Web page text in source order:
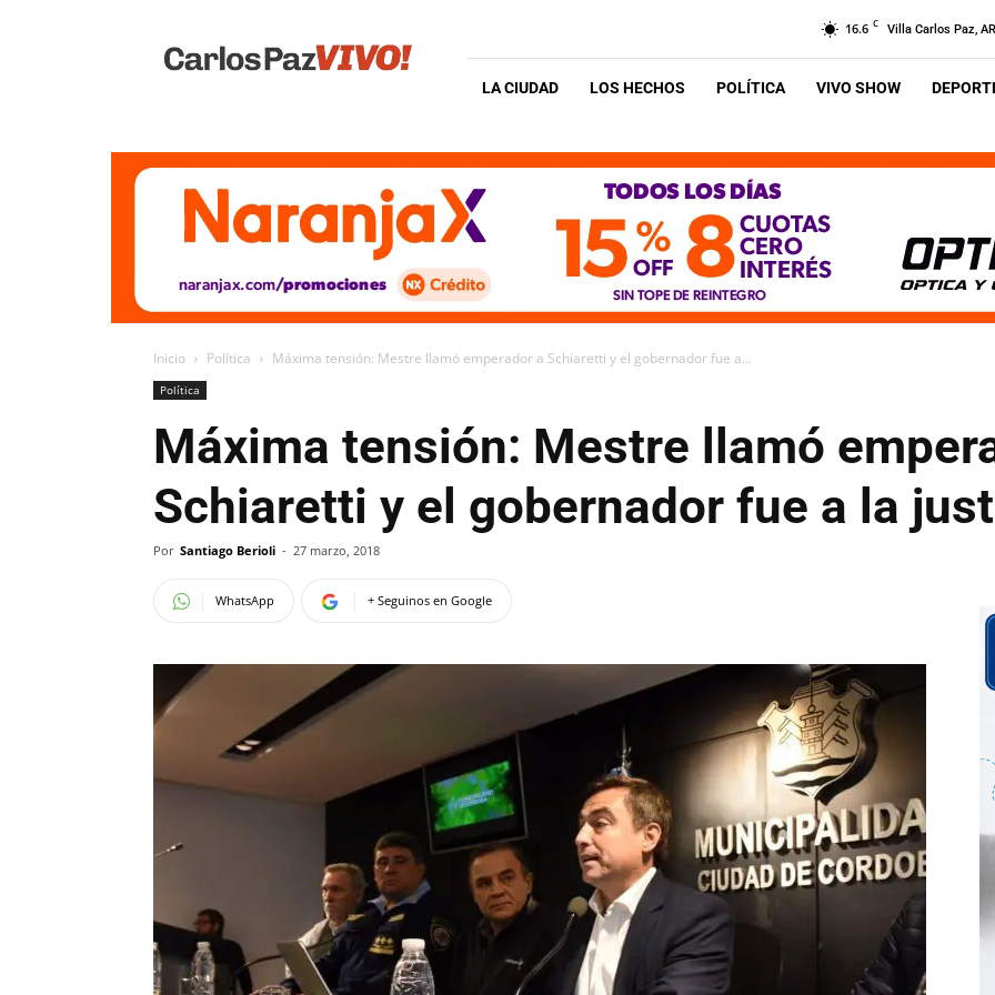
Vivo
16.6 C Villa Carlos Paz, AR
LA CIUDAD LOS HECHOS POLÍTICA VIVO SHOW
Inicio Política Máxima tensión: Mestre llamó emperador a Schiaretti y el gobernador fue a...
Política
Máxima tensión: Mestre llamó
Schiaretti y el gobernador fue a la
Por Santiago Berioli - 27 marzo, 2018
WhatsApp + Seguinos en Google